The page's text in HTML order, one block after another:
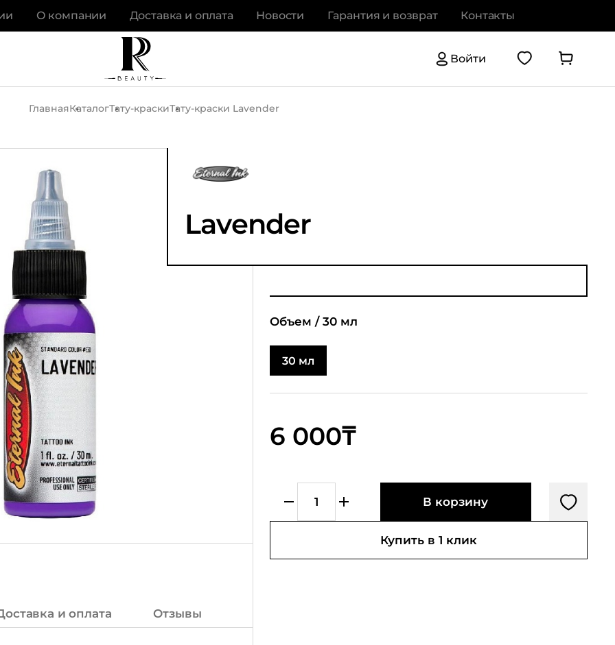
О компании Доставка и оплата Новости Гарантия и возврат Контакты
Войти
ГлавнаяКаталогТату-краскиТату-краски Lavender
Lavender
Объем / 30 мл
30 мл
6 000₸
В корзину
Купить в 1 клик
и оплата Отзывы